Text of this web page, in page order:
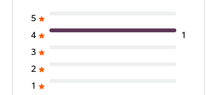
5
4
1
3
2
1